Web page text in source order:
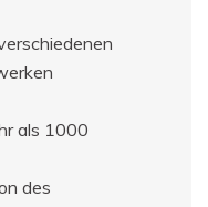
als 1000
des